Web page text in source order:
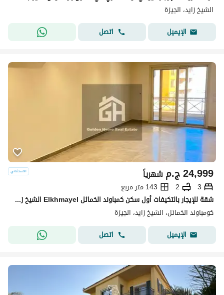
الشيخ زايد، الجيزة
الإيميل
اتصل
ج.م24,999 شهرياً
3
2
143 متر مربع
شقة للإيجار بالتكيفات أول سكن كمباوند الخمائل Elkhmayel الشيخ زايد Zayed
كومباوند الخمائل، الشيخ زايد، الجيزة
الإيميل
اتصل